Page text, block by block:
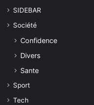
SIDEBAR
Société
Confidence
Divers
Sante
Sport
Tech